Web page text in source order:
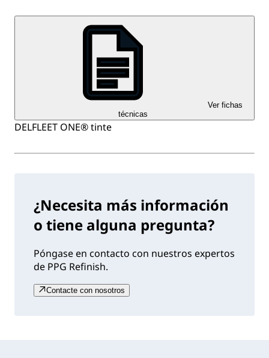
Ver fichas
técnicas
DELFLEET ONE® tinte
¿Necesita más información
o tiene alguna pregunta?
Póngase en contacto con nuestros expertos
de PPG Refinish.
Contacte con nosotros